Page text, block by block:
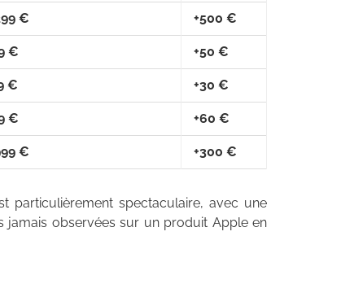
€ +500 €
€ +50 €
€ +30 €
€ +60 €
€ +300 €
spectaculaire, avec une
jamais observées sur un produit Apple en